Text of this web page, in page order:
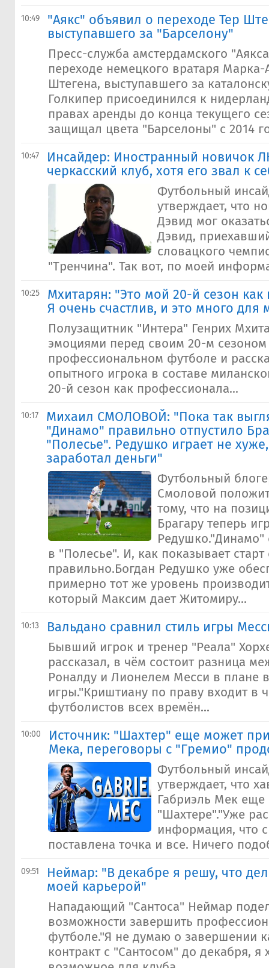
10:49
"Аякс" объявил о переходе Тер
выступавшего за "Барселону"
Пресс-служба амстердамского
переходе немецкого вратаря Марка-
Штегена, выступавшего за
Голкипер присоединился к
правах аренды до конца текущего
защищал цвета "Барселоны" с 2014
10:47
Инсайдер: Иностранный новичок
черкасский клуб, хотя его звал к
Футбольный
утверждает, что
Дэвид мог
Дэвид,
словацкого
"Тренчина". Так вот, по моей
10:25
Мхитарян: "Это мой 20-й сезон
Я очень счастлив, и это много для
Полузащитник "Интера" Генрих
эмоциями перед своим 20-м
профессиональном футболе и
опытного игрока в составе
20-й сезон как профессионала...
10:17
Михаил СМОЛОВОЙ: "Пока так
"Динамо" правильно отпустило
"Полесье". Редушко играет не
заработал деньги"
Футбольный
Смоловой
тому, что на
Брагару теперь
Редушко."Динамо"
в "Полесье". И, как показывает старт
правильно.Богдан Редушко уже
примерно тот же уровень
который Максим дает Житомиру...
10:13 Вальдано сравнил стиль игры
Бывший игрок и тренер "Реала"
рассказал, в чём состоит разница
Роналду и Лионелем Месси в плане
игры."Криштиану по праву входит в
футболистов всех времён...
10:00
Источник: "Шахтер" еще может
Мека, переговоры с "Гремио"
Футбольный
утверждает, что
Габриэль Мек еще
"Шахтере"."Уже
информация, что
поставлена точка и все. Ничего
09:51
Неймар: "В декабре я решу, что
моей карьерой"
Нападающий "Сантоса" Неймар
возможности завершить
футболе."Я не думаю о завершении
контракт с "Сантосом" до декабря, я